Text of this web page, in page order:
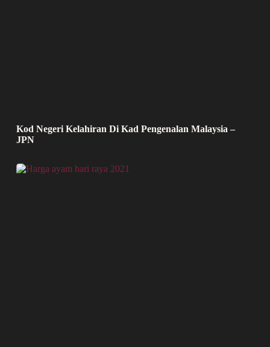
Kod Negeri Kelahiran Di Kad Pengenalan Malaysia –
JPN